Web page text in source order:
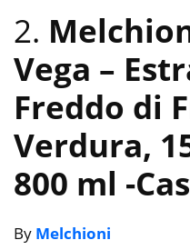
2.
Vega –
Freddo di
Verdura,
800 ml -
By Melchioni